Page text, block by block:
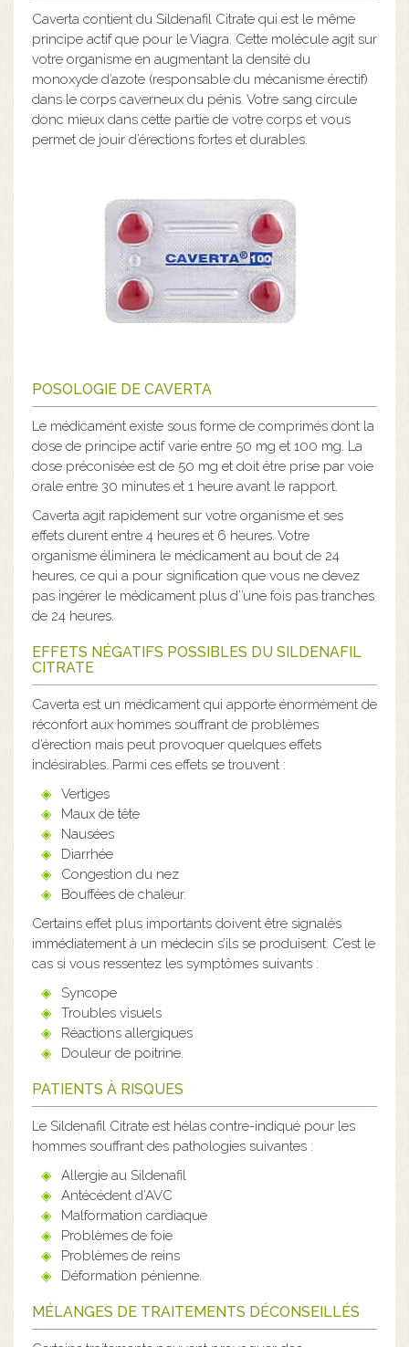
Caverta contient du Sildenafil Citrate qui est le même
principe actif que pour le Viagra. Cette molécule agit sur
votre organisme en augmentant la densité du
monoxyde d’azote (responsable du mécanisme érectif)
dans le corps caverneux du pénis. Votre sang circule
donc mieux dans cette partie de votre corps et vous
permet de jouir d’érections fortes et durables.
POSOLOGIE DE CAVERTA
Le médicament existe sous forme de comprimés dont la
dose de principe actif varie entre 50 mg et 100 mg. La
dose préconisée est de 50 mg et doit être prise par voie
orale entre 30 minutes et 1 heure avant le rapport.
Caverta agit rapidement sur votre organisme et ses
effets durent entre 4 heures et 6 heures. Votre
organisme éliminera le médicament au bout de 24
heures, ce qui a pour signification que vous ne devez
pas ingérer le médicament plus d’’une fois pas tranches
de 24 heures.
EFFETS NÉGATIFS POSSIBLES DU SILDENAFIL
CITRATE
Caverta est un médicament qui apporte énormément de
réconfort aux hommes souffrant de problèmes
d’érection mais peut provoquer quelques effets
indésirables. Parmi ces effets se trouvent :
Vertiges
Maux de tête
Nausées
Diarrhée
Congestion du nez
Bouffées de chaleur.
Certains effet plus importants doivent être signalés
immédiatement à un médecin s’ils se produisent. C’est le
cas si vous ressentez les symptômes suivants :
Syncope
Troubles visuels
Réactions allergiques
Douleur de poitrine.
PATIENTS À RISQUES
Le Sildenafil Citrate est hélas contre-indiqué pour les
hommes souffrant des pathologies suivantes :
Allergie au Sildenafil
Antécédent d’AVC
Malformation cardiaque
Problèmes de foie
Problèmes de reins
Déformation pénienne.
MÉLANGES DE TRAITEMENTS DÉCONSEILLÉS